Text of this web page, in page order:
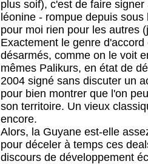
plus soif), c'est de faire
léonine - rompue depuis
pour moi rien pour les autres
Exactement le genre
désarmés, comme on le voit
mêmes Palikurs, en état de
2004 signé sans discuter un
pour bien montrer que l'on
son territoire. Un vieux
encore.
Alors, la Guyane est-elle
pour déceler à temps ces
discours de développement